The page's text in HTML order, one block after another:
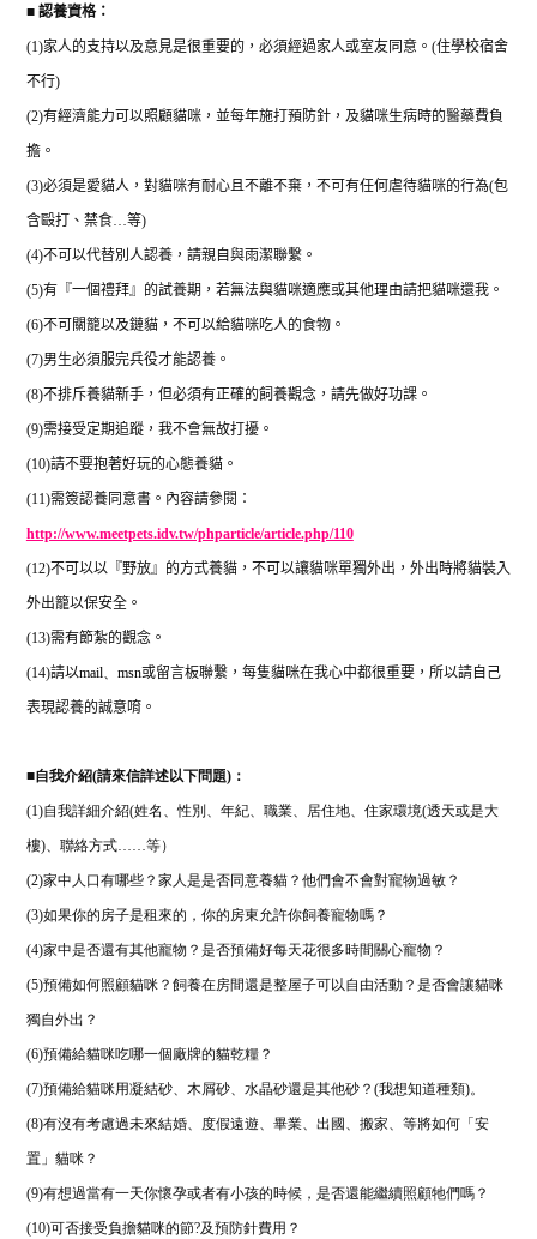
■ 認養資格：
(1)家人的支持以及意見是很重要的，必須經過家人或室友同意。 (住學校宿舍
不行)
(2)有經濟能力可以照顧貓咪，並每年施打預防針，及貓咪生病時的醫藥費負
擔。
(3)必須是愛貓人，對貓咪有耐心且不離不棄，不可有任何虐待貓咪的行為(包
含毆打、禁食…等)
(4)不可以代替別人認養，請親自與雨潔聯繫。
(5)有『一個禮拜』的試養期，若無法與貓咪適應或其他理由請把貓咪還我。
(6)不可關籠以及鏈貓，不可以給貓咪吃人的食物。
(7)男生必須服完兵役才能認養。
(8)不排斥養貓新手，但必須有正確的飼養觀念，請先做好功課。
(9)需接受定期追蹤，我不會無故打擾。
(10)請不要抱著好玩的心態養貓。
(11)需簽認養同意書。內容請參閱：
http://www.meetpets.idv.tw/phparticle/article.php/110
(12)不可以以『野放』的方式養貓，不可以讓貓咪單獨外出，外出時將貓裝入
外出籠以保安全。
(13)需有節紮的觀念。
(14)請以mail、 msn或留言板聯繫，每隻貓咪在我心中都很重要，所以請自己
表現認養的誠意唷。
■自我介紹(請來信詳述以下問題)：
(1)自我詳細介紹(姓名、性別、年紀、職業、居住地、住家環境(透天或是大
樓)、聯絡方式……等）
(2)家中人口有哪些？家人是是否同意養貓？他們會不會對寵物過敏？
(3)如果你的房子是租來的，你的房東允許你飼養寵物嗎？
(4)家中是否還有其他寵物？是否預備好每天花很多時間關心寵物？
(5)預備如何照顧貓咪？飼養在房間還是整屋子可以自由活動？是否會讓貓咪
獨自外出？
(6)預備給貓咪吃哪一個廠牌的貓乾糧？
(7)預備給貓咪用凝結砂、木屑砂、水晶砂還是其他砂？(我想知道種類)。
(8)有沒有考慮過未來結婚、度假遠遊、畢業、出國、搬家、等將如何「安
置」貓咪？
(9)有想過當有一天你懷孕或者有小孩的時候，是否還能繼續照顧牠們嗎？
(10)可否接受負擔貓咪的節?及預防針費用？